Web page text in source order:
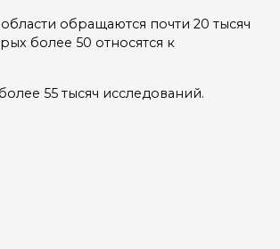
обращаются почти 20 тысяч
более 50 относятся к
55 тысяч исследований.